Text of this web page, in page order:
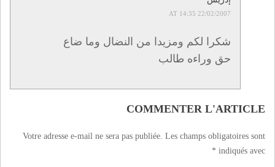
22/02/2007 AT 14:35
شكرا لكم ومزيدا من النضال وما ضاع
حق وراءه طالب
COMMENTER L'ARTICLE
Votre adresse e-mail ne sera pas publiée. Les champs obligatoires sont
indiqués avec
*